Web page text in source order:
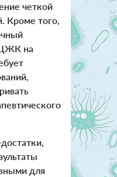
четкой
Кроме того,
на
для